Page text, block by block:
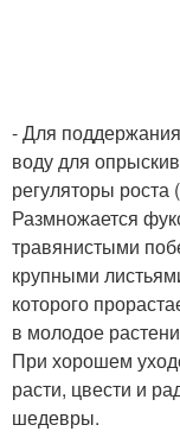
- Для
воду для
регуляторы роста
Размножается
травянистыми
крупными
которого
в молодое
При хорошем
расти, цвести и
шедевры.